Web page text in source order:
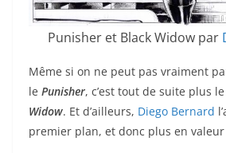
Punisher et Black Widow par
Même si on ne peut pas vraiment
le Punisher, c’est tout de suite plus
Widow. Et d’ailleurs, Diego Bernard
premier plan, et donc plus en valeur